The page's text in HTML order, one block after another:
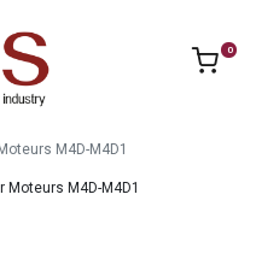
0
M4D-M4D1